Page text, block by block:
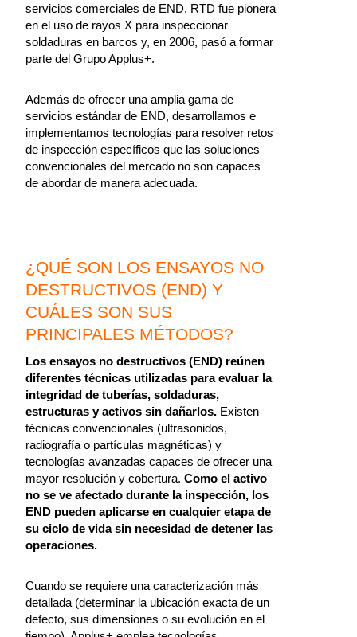
servicios comerciales de END. RTD fue pionera
en el uso de rayos X para inspeccionar
soldaduras en barcos y, en 2006, pasó a formar
parte del Grupo Applus+.
Además de ofrecer una amplia gama de
servicios estándar de END, desarrollamos e
implementamos tecnologías para resolver retos
de inspección específicos que las soluciones
convencionales del mercado no son capaces
de abordar de manera adecuada.
¿QUÉ SON LOS ENSAYOS NO
DESTRUCTIVOS (END) Y
CUÁLES SON SUS
PRINCIPALES MÉTODOS?
Los ensayos no destructivos (END) reúnen
diferentes técnicas utilizadas para evaluar la
integridad de tuberías, soldaduras,
estructuras y activos sin dañarlos. Existen
técnicas convencionales (ultrasonidos,
radiografía o partículas magnéticas) y
tecnologías avanzadas capaces de ofrecer una
mayor resolución y cobertura. Como el activo
no se ve afectado durante la inspección, los
END pueden aplicarse en cualquier etapa de
su ciclo de vida sin necesidad de detener las
operaciones.
Cuando se requiere una caracterización más
detallada (determinar la ubicación exacta de un
defecto, sus dimensiones o su evolución en el